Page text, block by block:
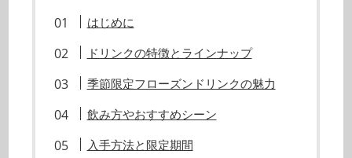
はじめに
ドリンクの特徴とラインナップ
季節限定フローズンドリンクの魅力
飲み方やおすすめシーン
入手方法と限定期間